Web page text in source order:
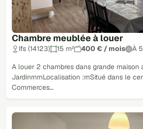
Chambre meublée à louer
Ifs (14123) 15 m² 400 € / mois À
A louer 2 chambres dans grande maison
JardinrnrnLocalisation :rnSitué dans le
Commerces…